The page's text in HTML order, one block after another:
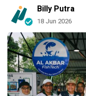
Billy Putra
18 Jun 2026